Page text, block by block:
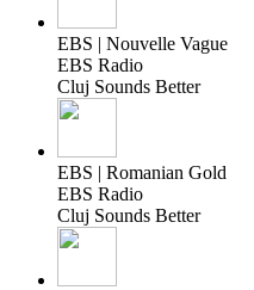
EBS | Nouvelle Vague
EBS Radio
Cluj Sounds Better
EBS | Romanian Gold
EBS Radio
Cluj Sounds Better